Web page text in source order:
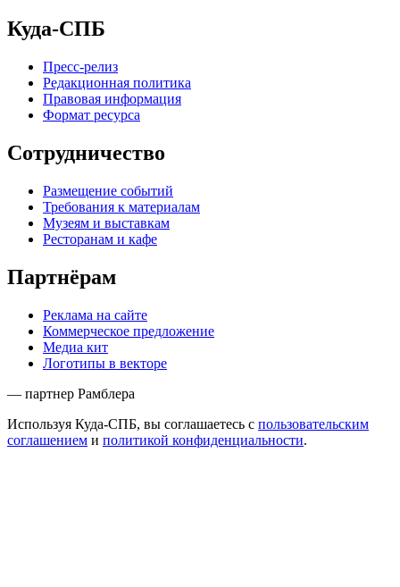
Куда-СПБ
Пресс-релиз
Редакционная политика
Правовая информация
Формат ресурса
Сотрудничество
Размещение событий
Требования к материалам
Музеям и выставкам
Ресторанам и кафе
Партнёрам
Реклама на сайте
Коммерческое предложение
Медиа кит
Логотипы в векторе
— партнер Рамблера
Используя Куда-СПБ, вы соглашаетесь с пользовательским
соглашением и политикой конфиденциальности.